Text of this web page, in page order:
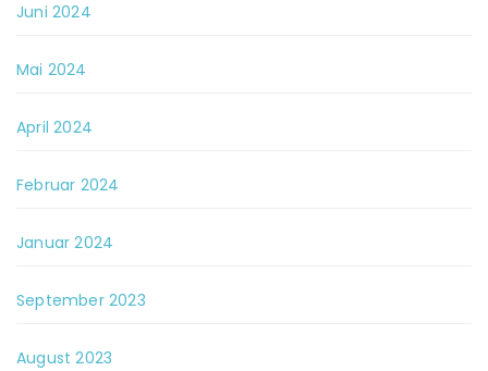
Juni 2024
Mai 2024
April 2024
Februar 2024
Januar 2024
September 2023
August 2023